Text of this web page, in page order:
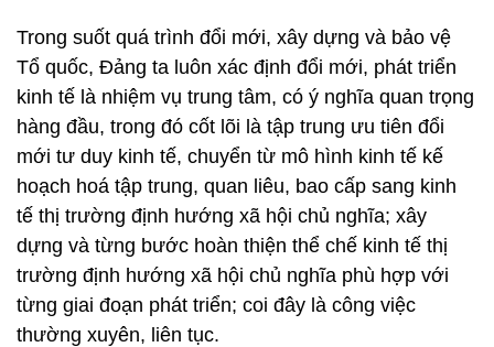
Trong suốt quá trình đổi mới, xây dựng và bảo vệ
Tổ quốc, Đảng ta luôn xác định đổi mới, phát triển
kinh tế là nhiệm vụ trung tâm, có ý nghĩa quan trọng
hàng đầu, trong đó cốt lõi là tập trung ưu tiên đổi
mới tư duy kinh tế, chuyển từ mô hình kinh tế kế
hoạch hoá tập trung, quan liêu, bao cấp sang kinh
tế thị trường định hướng xã hội chủ nghĩa; xây
dựng và từng bước hoàn thiện thể chế kinh tế thị
trường định hướng xã hội chủ nghĩa phù hợp với
từng giai đoạn phát triển; coi đây là công việc
thường xuyên, liên tục.